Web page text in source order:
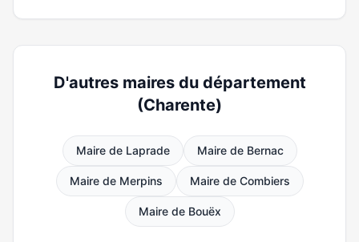
D'autres maires du département
(Charente)
Maire de Laprade Maire de Bernac
Maire de Merpins Maire de Combiers
Maire de Bouëx